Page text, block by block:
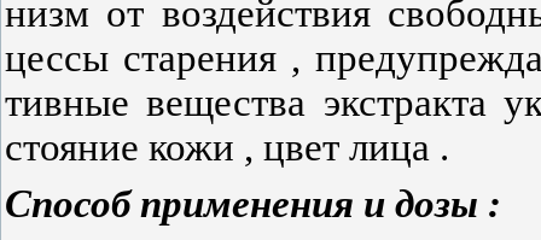
низм от воздействия
цессы старения ,
тивные вещества экстракта
стояние кожи , цвет лица .
Способприменения и дозы :